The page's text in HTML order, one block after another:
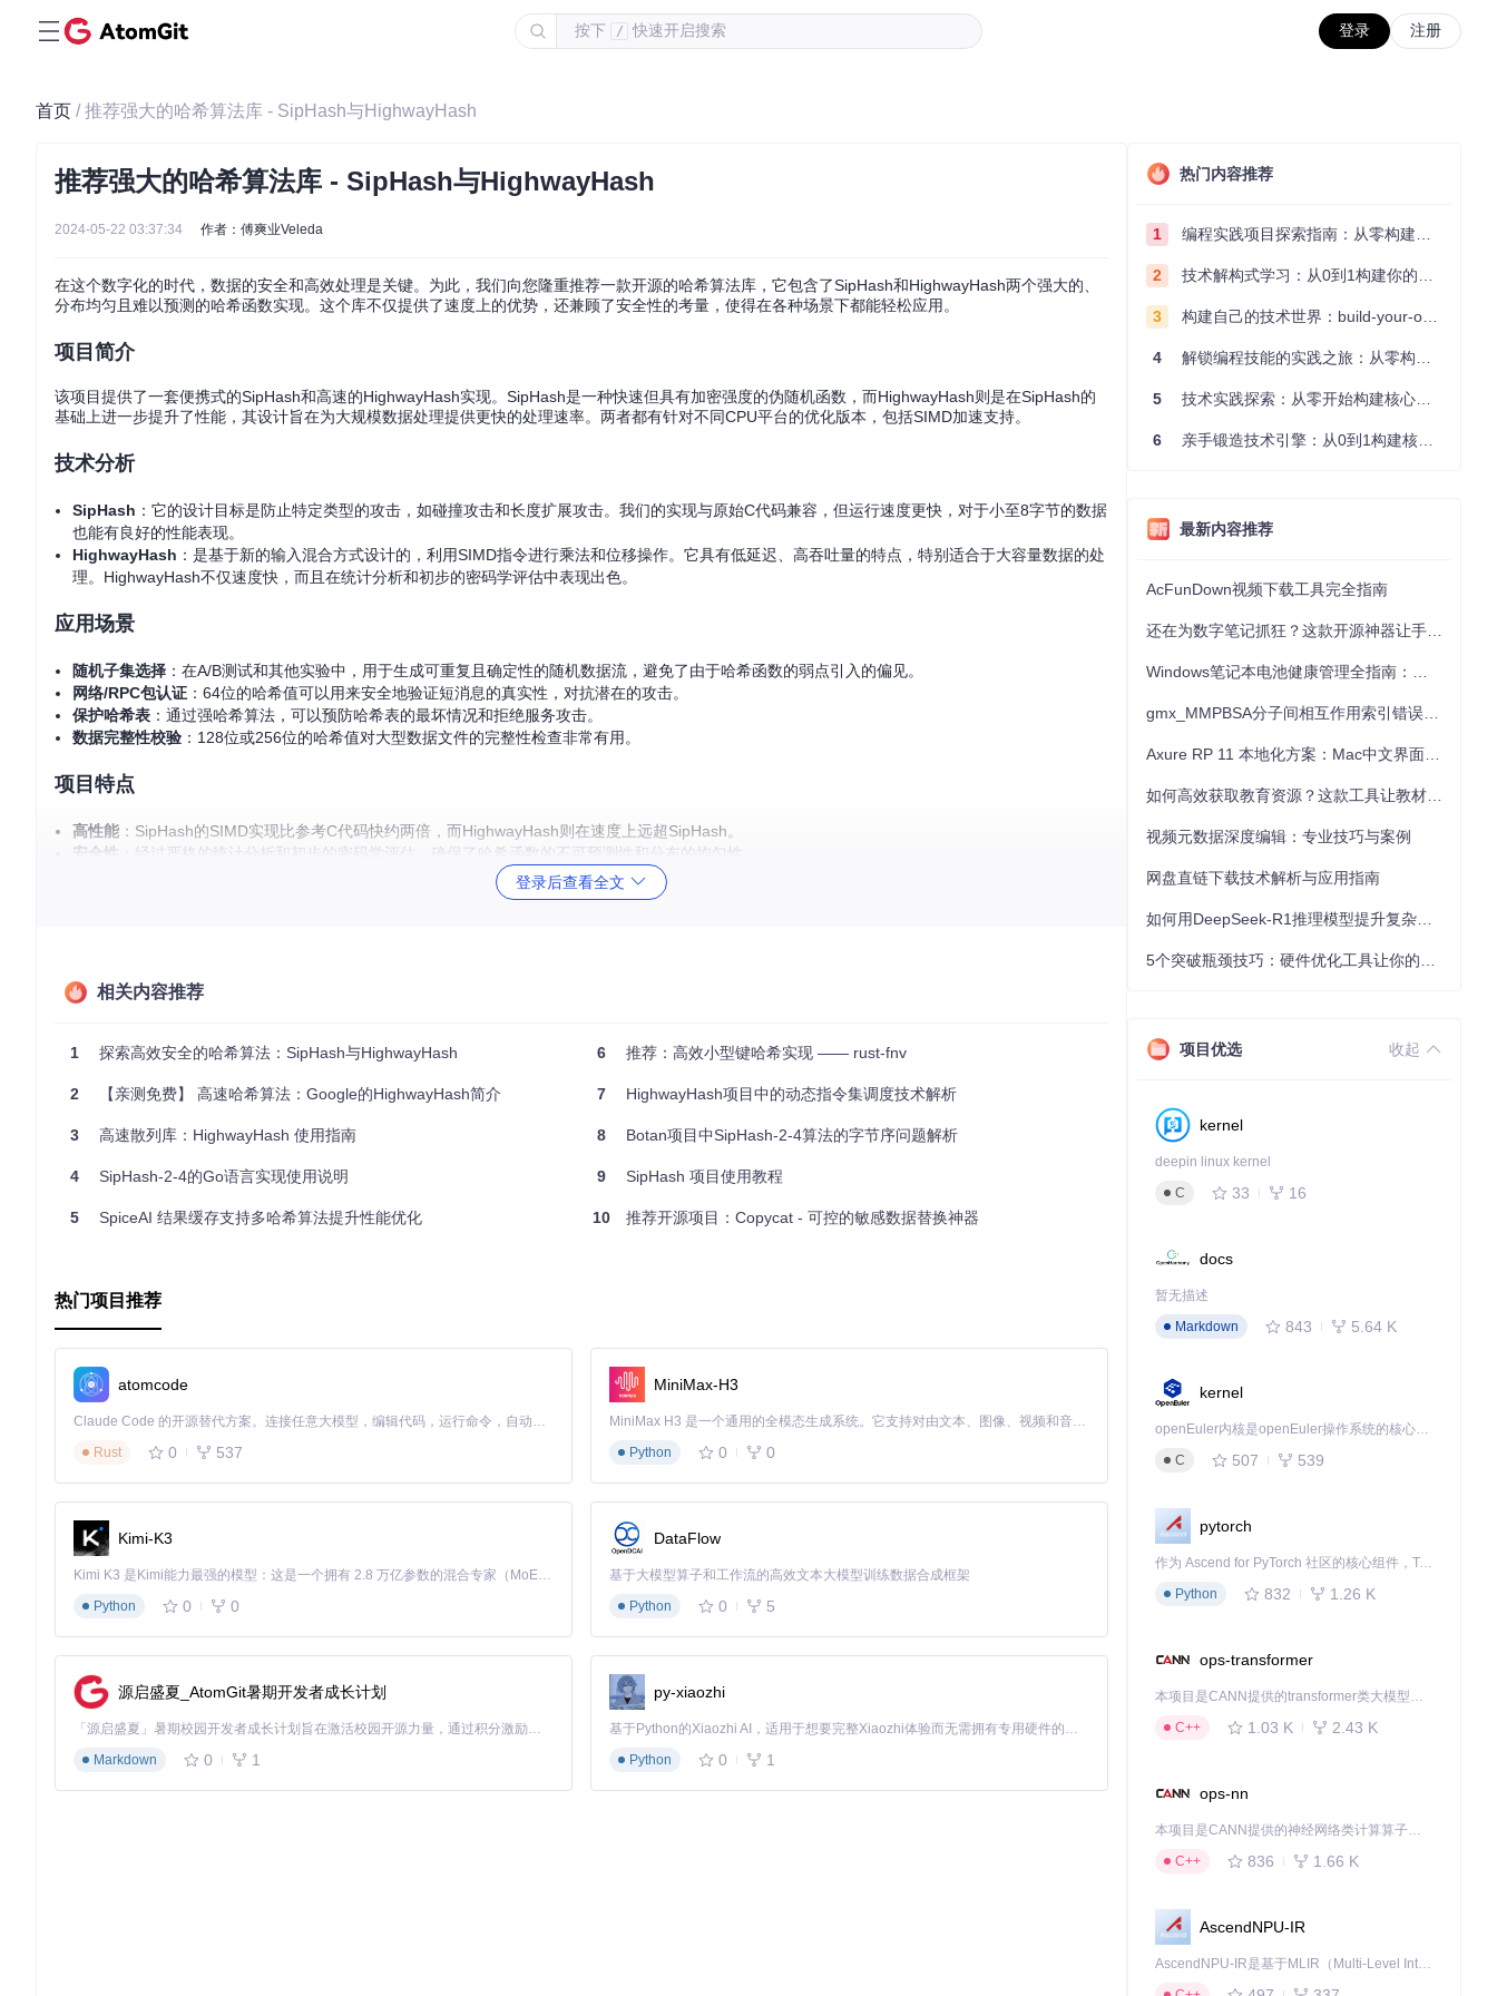
按下 / 快速开启搜索 登录 注册
首页 / 推荐强大的哈希算法库 - SipHash与HighwayHash
推荐强大的哈希算法库 - SipHash与HighwayHash
2024-05-22 03:37:34 作者：傅爽业Veleda
在这个数字化的时代，数据的安全和高效处理是关键。为此，我们向您隆重推荐一款开源的哈希算法库，它包含了SipHash和HighwayHash两个强大的、
分布均匀且难以预测的哈希函数实现。这个库不仅提供了速度上的优势，还兼顾了安全性的考量，使得在各种场景下都能轻松应用。
项目简介
该项目提供了一套便携式的SipHash和高速的HighwayHash实现。SipHash是一种快速但具有加密强度的伪随机函数，而HighwayHash则是在SipHash的
基础上进一步提升了性能，其设计旨在为大规模数据处理提供更快的处理速率。两者都有针对不同CPU平台的优化版本，包括SIMD加速支持。
技术分析
SipHash ：它的设计目标是防止特定类型的攻击，如碰撞攻击和长度扩展攻击。我们的实现与原始C代码兼容，但运行速度更快，对于小至8字节的数据
也能有良好的性能表现。
HighwayHash ：是基于新的输入混合方式设计的，利用SIMD指令进行乘法和位移操作。它具有低延迟、高吞吐量的特点，特别适合于大容量数据的处
理。HighwayHash不仅速度快，而且在统计分析和初步的密码学评估中表现出色。
应用场景
随机子集选择 ：在A/B测试和其他实验中，用于生成可重复且确定性的随机数据流，避免了由于哈希函数的弱点引入的偏见。
网络/RPC包认证 ：64位的哈希值可以用来安全地验证短消息的真实性，对抗潜在的攻击。
保护哈希表 ：通过强哈希算法，可以预防哈希表的最坏情况和拒绝服务攻击。
数据完整性校验 ：128位或256位的哈希值对大型数据文件的完整性检查非常有用。
项目特点
高性能 ：SipHash的SIMD实现比参考C代码快约两倍，而HighwayHash则在速度上远超SipHash。
安全性
：经过严格的统计分析和初步的密码学评估，确保了哈希函数的不可预测性和分布的均匀性。
：提供针对Linux、Mac和Windows的操作系统支持，并自动检测并使用最适合当前CPU的实现。
：简单的API设计，使得集成到现有项目中变得简单快捷。
区，探索SipHash和HighwayHash的强大潜力吧！
登录后查看全文
相关内容推荐
1 探索高效安全的哈希算法：SipHash与HighwayHash
2 【亲测免费】 高速哈希算法：Google的HighwayHash简介
3 高速散列库：HighwayHash 使用指南
4 SipHash-2-4的Go语言实现使用说明
5 SpiceAI 结果缓存支持多哈希算法提升性能优化
6 推荐：高效小型键哈希实现 —— rust-fnv
7 HighwayHash项目中的动态指令集调度技术解析
8 Botan项目中SipHash-2-4算法的字节序问题解析
9 SipHash 项目使用教程
10 推荐开源项目：Copycat - 可控的敏感数据替换神器
热门项目推荐
atomcode
Claude Code 的开源替代方案。连接任意大模型，编辑代码，运行命令，自动验证 — 全自动执行。用 Rust 构建，极致性能。 ｜ An open-source alternative to Claude Code. Connect any LLM, edit code, run commands, and verify changes — autonomously. Built in Rust for speed. Get Started
Rust
0 537
MiniMax-H3
MiniMax H3 是一个通用的全模态生成系统。它支持对由文本、图像、视频和音频组成的多模态上下文进行统一理解，并能生成分辨率高达 2K、时长可达 15 秒的带原生立体声音频的视频。得益于面向任务泛化的系统设计，H3 在预训练阶段就已具备广泛的多模态上下文理解与生成能力，能够出色地执行复杂的多模态指令。
Python
0 0
Kimi-K3
Kimi K3 是Kimi能力最强的模型：这是一个拥有 2.8 万亿参数的混合专家（MoE）模型，具备原生视觉理解能力，并支持 100 万 token 的上下文窗口。
Python
0 0
DataFlow
基于大模型算子和工作流的高效文本大模型训练数据合成框架
Python
0 5
源启盛夏_AtomGit暑期开发者成长计划
「源启盛夏」暑期校园开发者成长计划旨在激活校园开源力量，通过积分激励、认证扶持、资源倾斜等形式，引导高校组织和开发者完成「入驻 — 建项目 — 做贡献 — 获认证 — 得资源」的完整闭环。无论你是想带领社团入驻平台的组织者，还是希望用代码贡献证明自己的开发者，都能在这里找到属于你的成长路径。
Markdown
0 1
py-xiaozhi
基于Python的Xiaozhi AI，适用于想要完整Xiaozhi体验而无需拥有专用硬件的用户。
Python
0 1
热门内容推荐
1 编程实践项目探索指南：从零构建技术能力体系
2 技术解构式学习：从0到1构建你的编程知识体系
3 构建自己的技术世界：build-your-own-x项目的实践探索指南
4 解锁编程技能的实践之旅：从零构建你的技术世界
5 技术实践探索：从零开始构建核心系统的实践指南
6 亲手锻造技术引擎：从0到1构建核心系统的实践指南
最新内容推荐
AcFunDown视频下载工具完全指南
视频元数据深度编辑：专业技巧与案例
网盘直链下载技术解析与应用指南
项目优选 收起
kernel
deepin linux kernel
C
33 16
docs
暂无描述
Markdown
843 5.64 K
kernel
openEuler内核是openEuler操作系统的核心，既是系统性能与稳定性的基石，也是连接处理器、设备与服务的桥梁。
C
507 539
pytorch
作为 Ascend for PyTorch 社区的核心组件，TorchNPU 是昇腾专为 PyTorch 打造的深度学习适配插件，使 PyTorch 框架能够直接调用昇腾 NPU，为开发者提供昇腾 AI 处理器的超强算力。
Python
832 1.26 K
ops-transformer
本项目是CANN提供的transformer类大模型算子库，实现网络在NPU上加速计算。
C++
1.03 K 2.43 K
ops-nn
本项目是CANN提供的神经网络类计算算子库，实现网络在NPU上加速计算。
C++
836 1.66 K
AscendNPU-IR
AscendNPU-IR是基于MLIR（Multi-Level Intermediate Representation）构建的，面向昇腾亲和算子编译时使用的中间表示，提供昇腾完备表达能力，通过编译优化提升昇腾AI处理器计算效率，支持通过生态框架使能昇腾AI处理器与深度调优